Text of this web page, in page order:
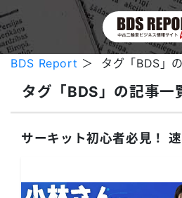
BDS Report ＞ タグ「BDS」
タグ「BDS」の記事